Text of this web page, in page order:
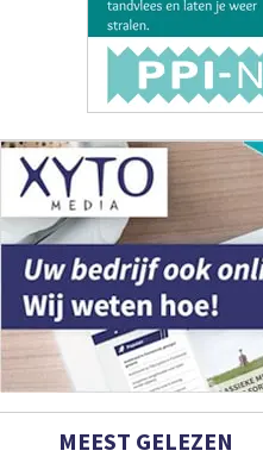
MEEST GELEZEN